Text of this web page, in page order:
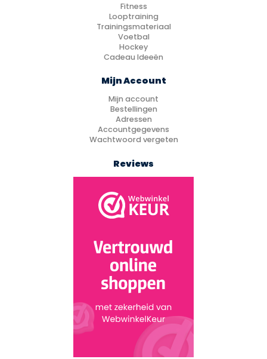
Fitness
Looptraining
Trainingsmateriaal
Voetbal
Hockey
Cadeau Ideeën
Mijn Account
Mijn account
Bestellingen
Adressen
Accountgegevens
Wachtwoord vergeten
Reviews